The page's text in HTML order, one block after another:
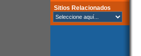
Sitios Relacionados